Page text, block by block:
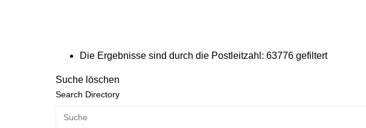
Die Ergebnisse sind durch die Postleitzahl: 63776 gefiltert
Suche löschen
Search Directory